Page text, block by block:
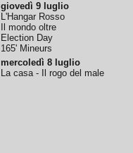
giovedì 9 luglio
L'Hangar Rosso
Il mondo oltre
Election Day
165' Mineurs
mercoledì 8 luglio
La casa - Il rogo del male